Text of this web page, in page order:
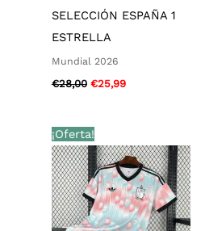
SELECCIÓN ESPAÑA 1
ESTRELLA
Mundial 2026
€28,00 €25,99
¡Oferta!
El
precio
original
era:
€28,00.
precio
actual
es:
€25,99.